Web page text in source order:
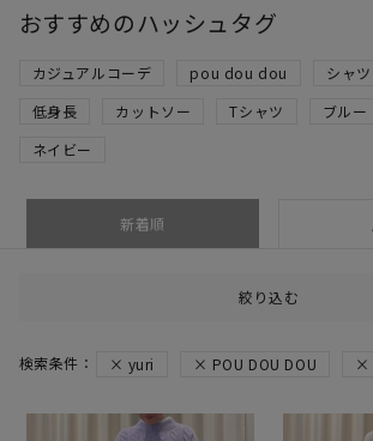
おすすめのハッシュタグ
カジュアルコーデ pou dou dou シャツ
低身長
カットソー Tシャツ ブルー
ネイビー
新着順
絞り込む
yuri POU DOU DOU